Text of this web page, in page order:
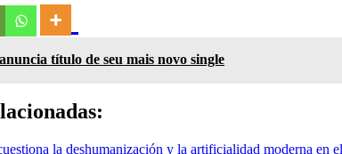
título de seu mais novo single